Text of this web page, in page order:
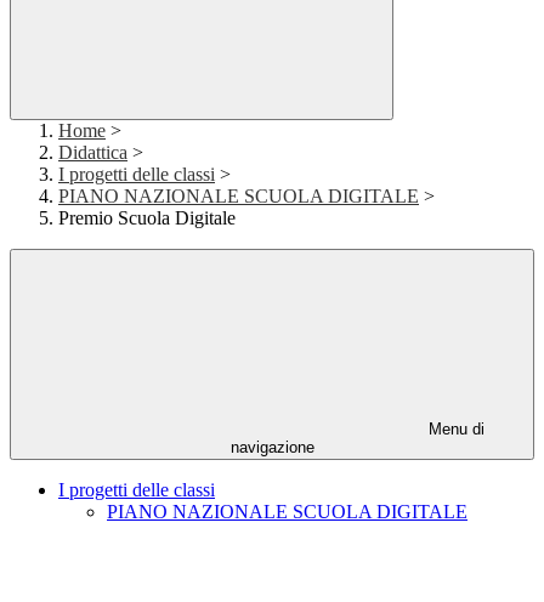
Home >
Didattica >
I progetti delle classi >
PIANO NAZIONALE SCUOLA DIGITALE >
Premio Scuola Digitale
Menu di
navigazione
I progetti delle classi
PIANO NAZIONALE SCUOLA DIGITALE